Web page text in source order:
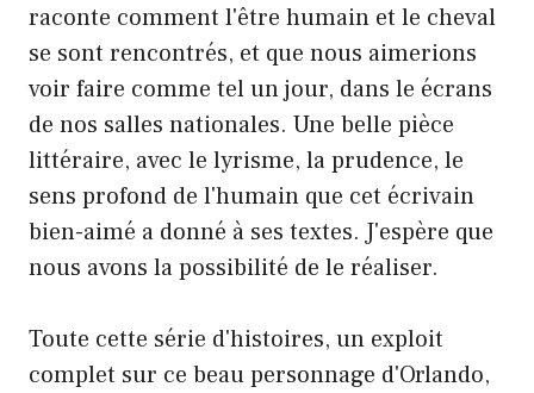
raconte comment l'être humain et le cheval
se sont rencontrés, et que nous aimerions
voir faire comme tel un jour, dans le écrans
de nos salles nationales. Une belle pièce
littéraire, avec le lyrisme, la prudence, le
sens profond de l'humain que cet écrivain
bien-aimé a donné à ses textes. J'espère que
nous avons la possibilité de le réaliser.
Toute cette série d'histoires, un exploit
complet sur ce beau personnage d'Orlando,